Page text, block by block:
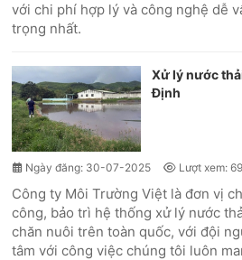
với chi phí hợp lý và công nghệ dễ
trọng nhất.
Xử lý nước
Định
Ngày đăng: 30-07-2025 Lượt xem:
Công ty Môi Trường Việt là đơn vị
công, bảo trì hệ thống xử lý nước
chăn nuôi trên toàn quốc, với đội
tâm với công việc chúng tôi luôn